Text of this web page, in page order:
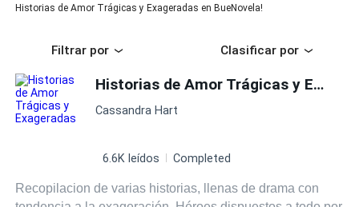
Historias de Amor Trágicas y Exageradas en BueNovela!
Filtrar por Clasificar por
Historias de Amor Trágicas y Exageradas
Cassandra Hart
6.6K leídos Completed
Recopilacion de varias historias, llenas de drama con